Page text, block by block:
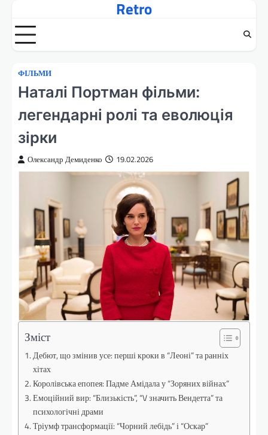
вмісту
Retro
ФІЛЬМИ
Наталі Портман фільми:
легендарні ролі та еволюція
зірки
Олександр Демиденко 19.02.2026
Зміст
Дебют, що змінив усе: перші кроки в “Леоні” та ранніх
хітах
Королівська епопея: Падме Амідала у “Зоряних війнах”
Емоційний вир: “Близькість”, “V значить Вендетта” та
психологічні драми
Тріумф трансформації: “Чорний лебідь” і “Оскар”